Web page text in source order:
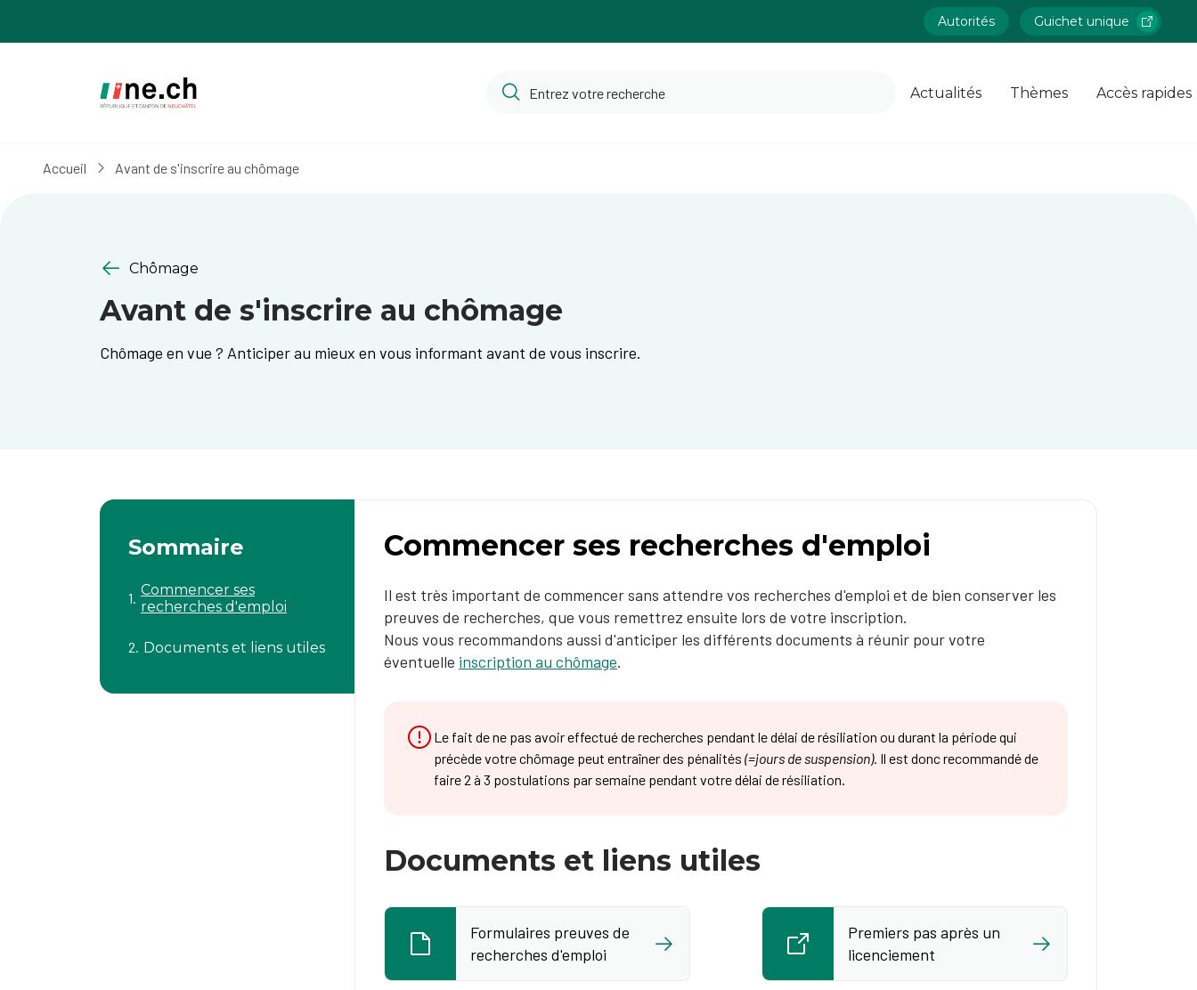
Autorités Guichet unique
Actualités Thèmes Accès rapides
Accueil Avant de s'inscrire au chômage
Chômage
Avant de s'inscrire au chômage
Chômage en vue ? Anticiper au mieux en vous informant avant de vous inscrire.
Sommaire
Commencer ses
recherches d'emploi
Documents et liens utiles
Commencer ses recherches d'emploi
Il est très important de commencer sans attendre vos recherches d'emploi et de bien conserver les
preuves de recherches, que vous remettrez ensuite lors de votre inscription.​
Nous vous recommandons aussi d'anticiper les différents documents à réunir pour votre
éventuelle inscription au chômage.
Le fait de ne pas avoir effectué de recherches pendant le délai de résiliation ou durant la période qui
précède votre chômage peut entraîner des pénalités (=jours de suspension). Il est donc recommandé de
faire 2 à 3 postulations par semaine pendant votre délai de résiliation.
Documents et liens utiles
Formulaires preuves de
recherches d'emploi
Premiers pas après un
licenciement